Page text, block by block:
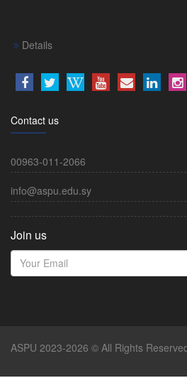
Details
Contact us
00963-011-2066
info@aspu.edu.sy
Join us
ASPU 2023-2026 © All Rights